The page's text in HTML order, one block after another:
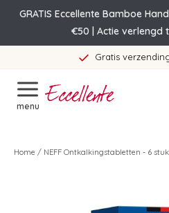
GRATIS Eccellente Bamboe
€50 | Actie verlengd
Gratis verzending
menu
Home / NEFF Ontkalkingstabletten - 6